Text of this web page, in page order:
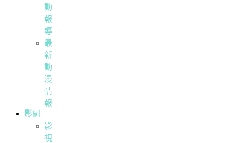
動
報
導
最
新
動
漫
情
報
影劇
影
視